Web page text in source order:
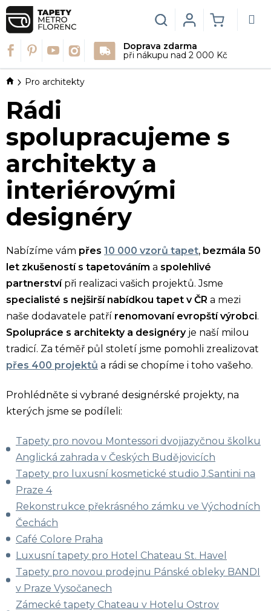
Přejít
na
obsah
Doprava zdarma
při nákupu nad 2 000 Kč
Hledat
KOŠÍK
Login
DomůPro architekty
Rádi
spolupracujeme s
architekty a
interiérovými
designéry
Nabízíme vám přes 10 000 vzorů tapet, bezmála 50
let zkušeností s tapetováním a spolehlivé
partnerstvípři realizaci vašich projektů. Jsme
specialisté s nejširší nabídkou tapet v ČR a mezi
naše dodavatele patří renomovaní evropští výrobci.
Spolupráce s architekty a designéryje naší milou
tradicí. Za téměř půl století jsme pomohli zrealizovat
přes 400 projektů a rádi se chopíme i toho vašeho.
Prohlédněte si vybrané designérské projekty, na
kterých jsme se podíleli:
Tapety pro novou Montessori dvojjazyčnou školku
Anglická zahrada v Českých Budějovicích
Tapety pro luxusní kosmetické studio J.Santini na
Praze 4
Rekonstrukce překrásného zámku ve Východních
Čechách
Café Colore Praha
Luxusní tapety pro Hotel Chateau St. Havel
Tapety pro novou prodejnu Pánské obleky BANDI
v Praze Vysočanech
Zámecké tapety Chateau v Hotelu Ostrov